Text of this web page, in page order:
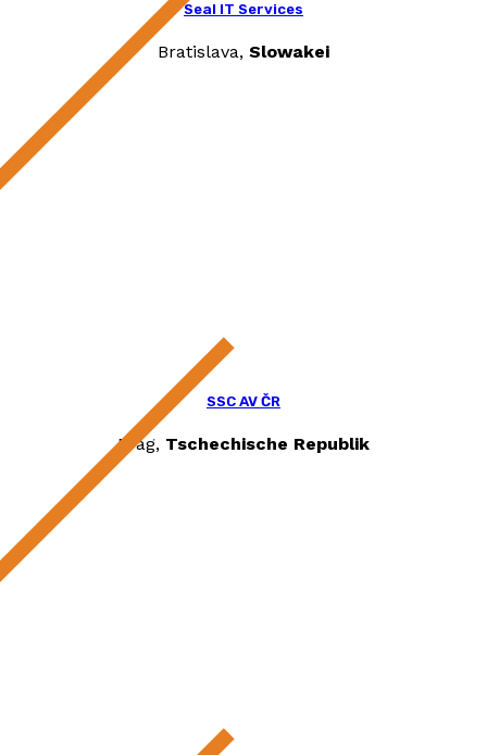
Seal IT Services
Bratislava, Slowakei
SSC AV ČR
Prag, Tschechische Republik